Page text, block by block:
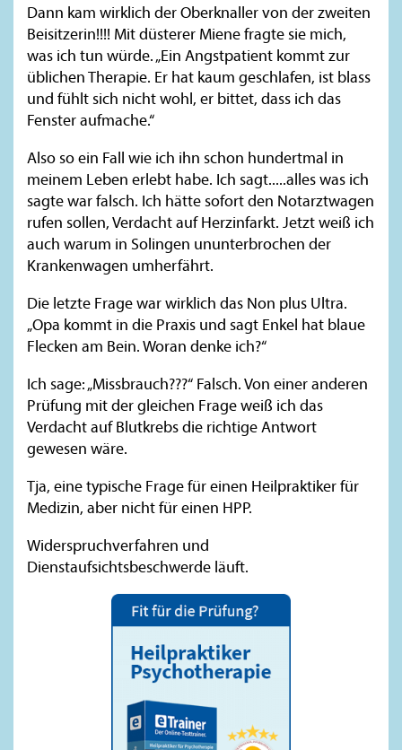
Dann kam wirklich der Oberknaller von der zweiten
Beisitzerin!!!! Mit düsterer Miene fragte sie mich,
was ich tun würde. „Ein Angstpatient kommt zur
üblichen Therapie. Er hat kaum geschlafen, ist blass
und fühlt sich nicht wohl, er bittet, dass ich das
Fenster aufmache.“
Also so ein Fall wie ich ihn schon hundertmal in
meinem Leben erlebt habe. Ich sagt.....alles was ich
sagte war falsch. Ich hätte sofort den Notarztwagen
rufen sollen, Verdacht auf Herzinfarkt. Jetzt weiß ich
auch warum in Solingen ununterbrochen der
Krankenwagen umherfährt.
Die letzte Frage war wirklich das Non plus Ultra.
„Opa kommt in die Praxis und sagt Enkel hat blaue
Flecken am Bein. Woran denke ich?“
Ich sage: „Missbrauch???“ Falsch. Von einer anderen
Prüfung mit der gleichen Frage weiß ich das
Verdacht auf Blutkrebs die richtige Antwort
gewesen wäre.
Tja, eine typische Frage für einen Heilpraktiker für
Medizin, aber nicht für einen HPP.
Widerspruchverfahren und
Dienstaufsichtsbeschwerde läuft.